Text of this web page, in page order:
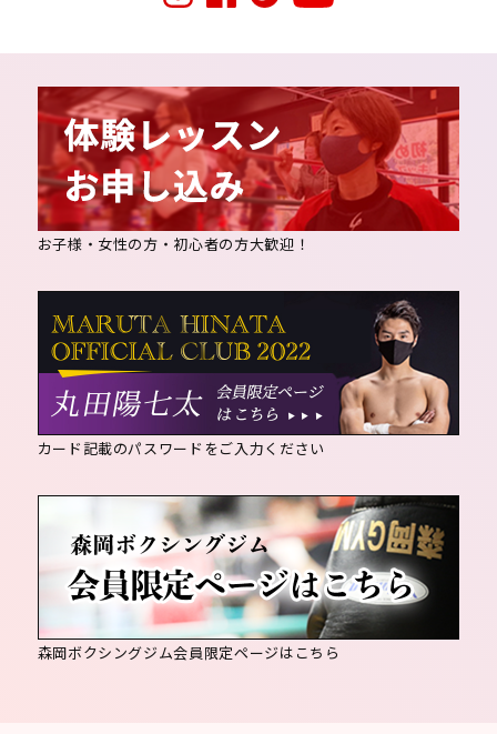
お子様・女性の方・初心者の方大歓迎！
カード記載のパスワードをご入力ください
森岡ボクシングジム会員限定ページはこちら